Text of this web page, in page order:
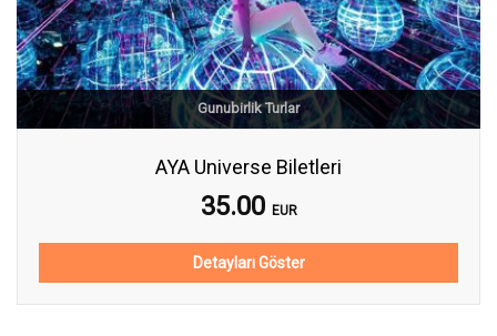
Gunubirlik Turlar
AYA Universe Biletleri
35.00 EUR
Detayları Göster